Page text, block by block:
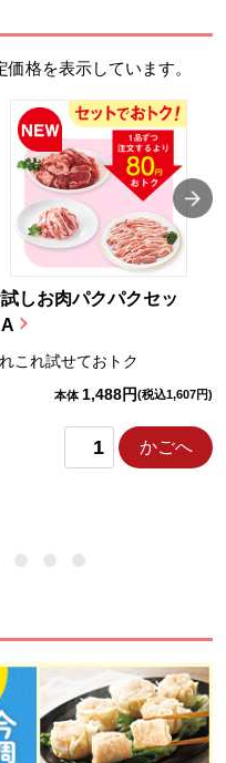
格を表示しています。
しお肉パクパクセッ
A
これ試せておトク
本体 1,488円(税込1,607円)
かごへ